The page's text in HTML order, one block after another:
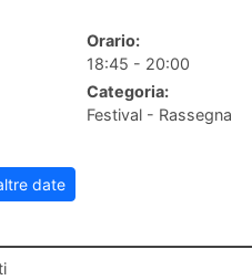
Orario:
18:45 - 20:00
Categoria:
Festival - Rassegna
date